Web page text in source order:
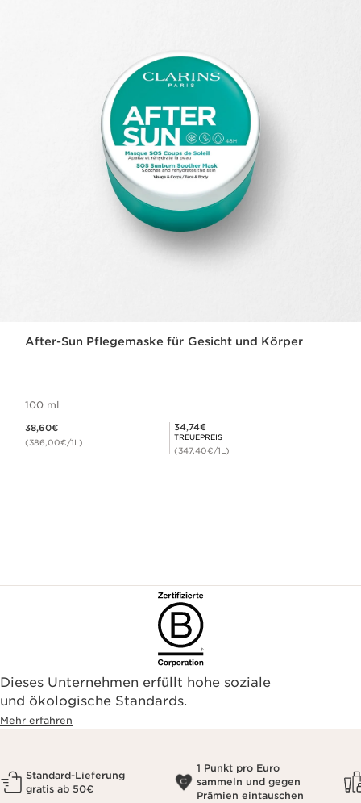
After-Sun Pflegemaske für Gesicht und Körper
100 ml
38,60€
(386,00€/1L)
Mitgliederpreis 34,74€
34,74€
TREUEPREIS
(347,40€/1L)
Dieses Unternehmen erfüllt hohe soziale
und ökologische Standards.
Mehr erfahren
Standard-Lieferung
gratis ab 50€
1 Punkt pro Euro
sammeln und gegen
Prämien eintauschen